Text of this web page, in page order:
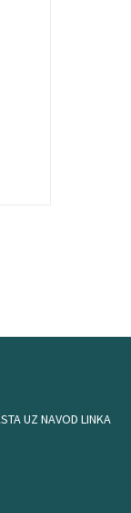
UZ NAVOD LINKA